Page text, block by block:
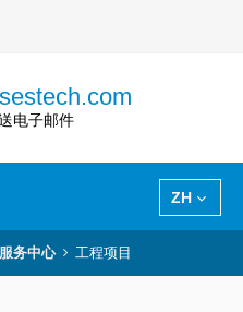
电子邮件
ZH
服务中心 工程项目